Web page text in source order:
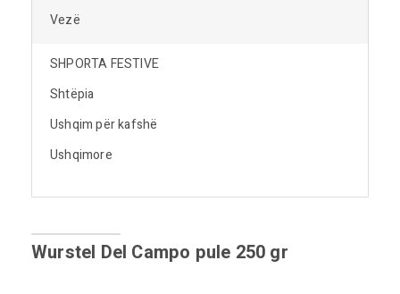
Vezë
SHPORTA FESTIVE
Shtëpia
Ushqim për kafshë
Ushqimore
Wurstel Del Campo pule 250 gr